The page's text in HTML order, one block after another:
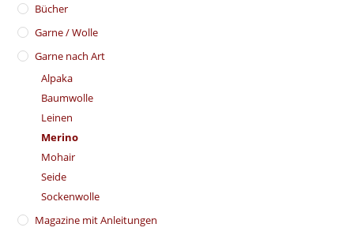
Bücher
Garne / Wolle
Garne nach Art
Alpaka
Baumwolle
Leinen
Merino
Mohair
Seide
Sockenwolle
Magazine mit Anleitungen